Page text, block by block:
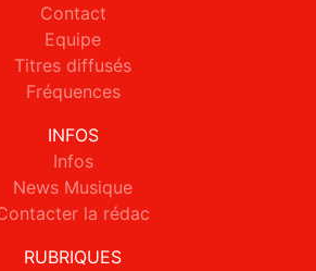
Contact
Equipe
Titres diffusés
Fréquences
INFOS
Infos
News Musique
la rédac
RUBRIQUES